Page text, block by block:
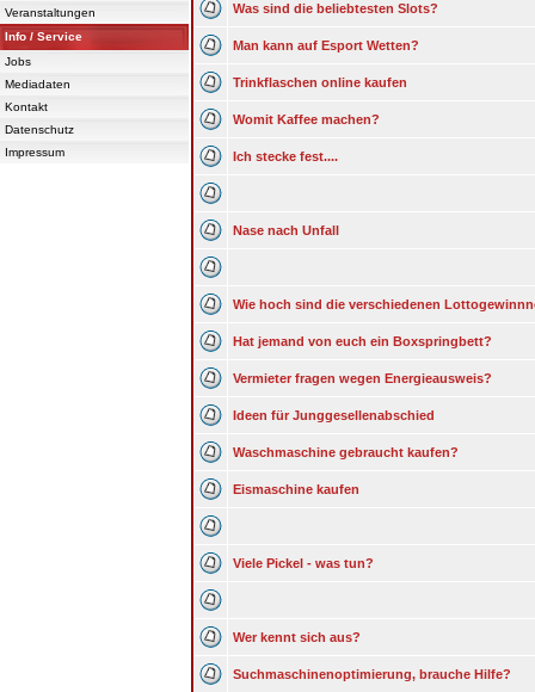
Veranstaltungen
Info / Service
Jobs
Mediadaten
Kontakt
Datenschutz
Impressum
Was sind die beliebtesten Slots?
Man kann auf Esport Wetten?
Trinkflaschen online kaufen
Womit Kaffee machen?
Ich stecke fest....
Nase nach Unfall
Wie hoch sind die verschiedenen
Hat jemand von euch ein Boxspringbett?
Vermieter fragen wegen Energieausweis?
Ideen für Junggesellenabschied
Waschmaschine gebraucht kaufen?
Eismaschine kaufen
Viele Pickel - was tun?
Wer kennt sich aus?
Suchmaschinenoptimierung, brauche Hilfe?